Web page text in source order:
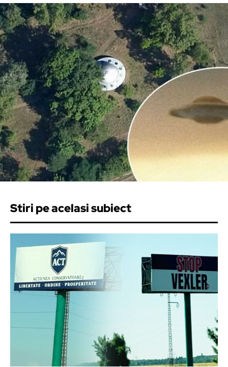
Stiri pe acelasi subiect